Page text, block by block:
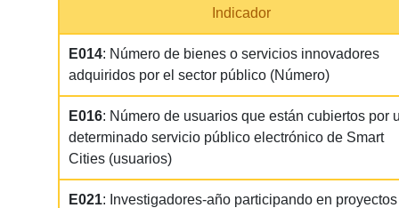
Indicador
E014: Número de bienes o servicios innovadores
adquiridos por el sector público (Número)
E016: Número de usuarios que están cubiertos por
determinado servicio público electrónico de Smart
Cities (usuarios)
E021: Investigadores-año participando en proyectos